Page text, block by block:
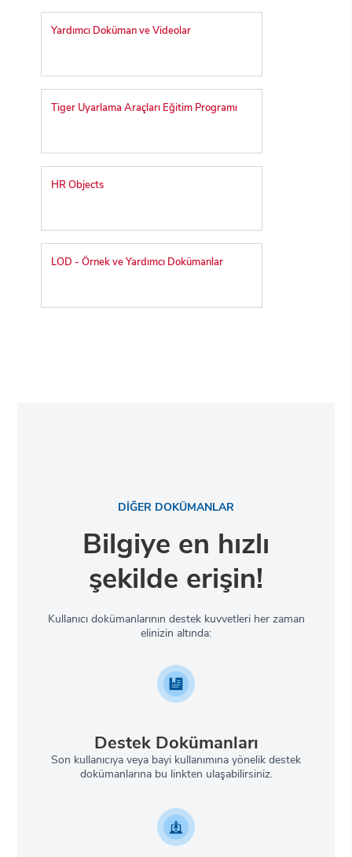
Yardımcı Doküman ve Videolar
Tiger Uyarlama Araçları Eğitim Programı
HR Objects
LOD - Örnek ve Yardımcı Dokümanlar
DİĞER DOKÜMANLAR
Bilgiye en hızlı
şekilde erişin!
Kullanıcı dokümanlarının destek kuvvetleri her zaman
elinizin altında:
Destek Dokümanları
Son kullanıcıya veya bayi kullanımına yönelik destek
dokümanlarına bu linkten ulaşabilirsiniz.